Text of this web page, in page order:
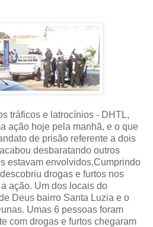
tráficos e latrocínios - DHTL,
ação hoje pela manhã, e o que
de prisão referente a dois
desbaratando outros
estavam envolvidos.Cumprindo
drogas e furtos nos
ação. Um dos locais do
Deus bairro Santa Luzia e o
Umas 6 pessoas foram
com drogas e furtos chegaram